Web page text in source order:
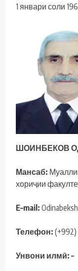
1 январи соли
ШОИНБЕКОВ
Мансаб:
хориҷии
E–mail:
Телефон: (+992)
Унвони илмӣ: –